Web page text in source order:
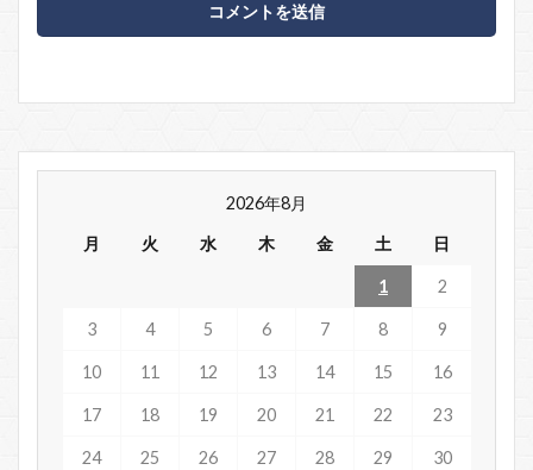
2026年8月
月
火 水 木 金 土 日
1 2
3 4 5 6 7 8 9
10 11 12 13 14 15 16
17 18 19 20 21 22 23
24 25 26 27 28 29 30